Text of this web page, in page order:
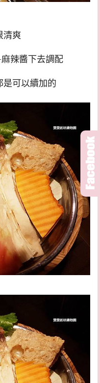
清爽
辣醬下去調配
是可以續加的